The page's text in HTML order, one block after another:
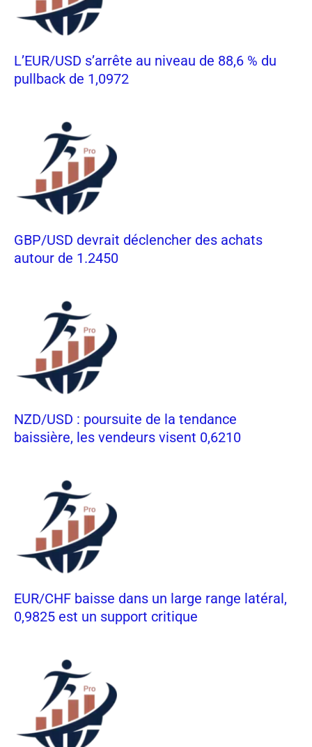
L’EUR/USD s’arrête au niveau de 88,6 % du
pullback de 1,0972
GBP/USD devrait déclencher des achats
autour de 1.2450
NZD/USD : poursuite de la tendance
baissière, les vendeurs visent 0,6210
EUR/CHF baisse dans un large range latéral,
0,9825 est un support critique